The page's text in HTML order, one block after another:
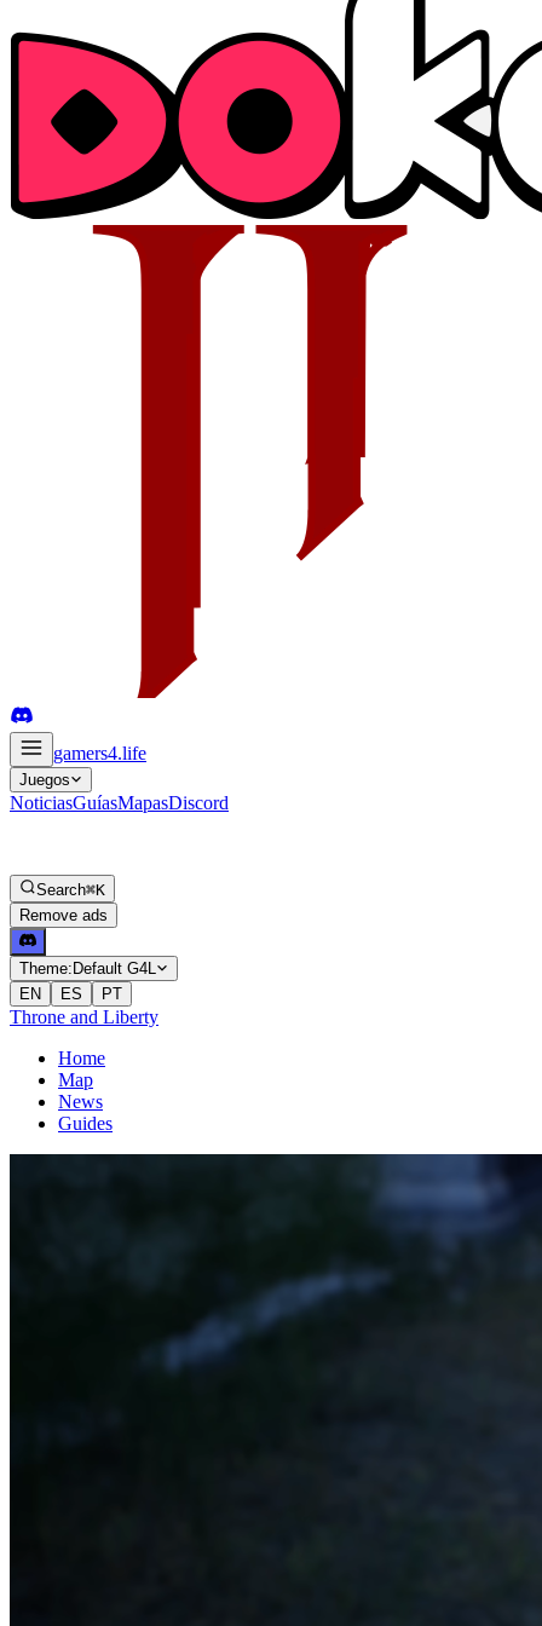
gamers4.life
Juegos
NoticiasGuíasMapasDiscord
Search⌘K
Remove ads
Theme: Default G4L
EN
ES PT
Throne and Liberty
Home
Map
News
Guides